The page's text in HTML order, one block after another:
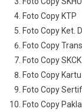
Foto Copy KTP
Foto Copy Ket.
Foto Copy
Foto Copy SKCK
Foto Copy
Foto Copy
Foto Copy